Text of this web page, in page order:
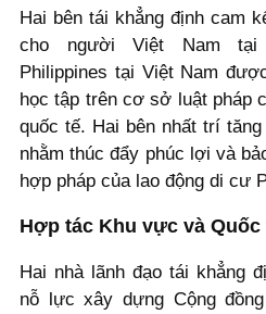
Hai bên tái khẳng định cam
cho người Việt Nam tại
Philippines tại Việt Nam
học tập trên cơ sở luật pháp
quốc tế. Hai bên nhất trí
nhằm thúc đẩy phúc lợi và
hợp pháp của lao động di cư
Hợp tác Khu vực và Quốc
Hai nhà lãnh đạo tái khẳng
nỗ lực xây dựng Cộng